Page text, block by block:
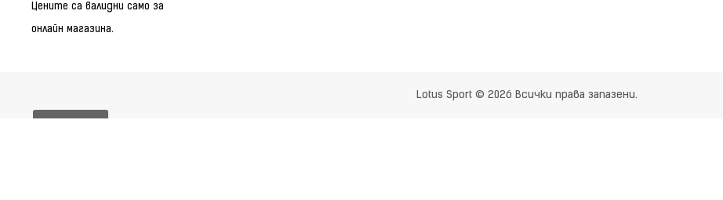
Цените са валидни само за
онлайн магазина.
Lotus Sport © 2026 Всички права запазени.